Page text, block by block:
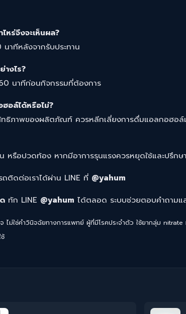
หร่จึงจะเห็นผล?
าทีหลังจากรับประทาน
างไร?
นาทีก่อนกิจกรรมที่ต้องการ
อล์ได้หรือไม่?
ธิภาพของผลิตภัณฑ์ ควรหลีกเลี่ยงการดื่มแอลกอฮอล์
หรือปวดท้อง หากมีอาการรุนแรงควรหยุดใช้และปรึก
ติดต่อเราได้ผ่าน LINE ที่ @yahum
ทัก LINE @yahum ได้ตลอด ระบบช่วยตอบคำถามแ
ม่ใช่คำวินิจฉัยทางการแพทย์ ผู้ที่มีโรคประจำตัว ใช้ยากลุ่ม nitrate